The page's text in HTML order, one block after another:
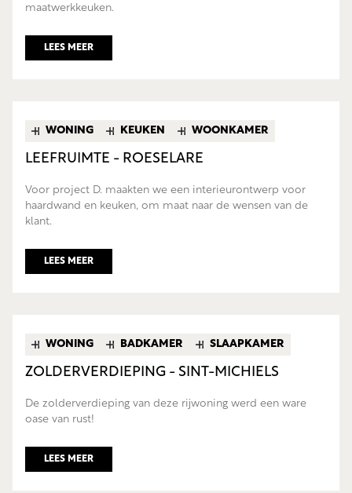
maatwerkkeuken.
LEES MEER
WONING KEUKEN WOONKAMER
LEEFRUIMTE - ROESELARE
Voor project D. maakten we een interieurontwerp voor
haardwand en keuken, om maat naar de wensen van de
klant.
LEES MEER
WONING BADKAMER SLAAPKAMER
ZOLDERVERDIEPING - SINT-MICHIELS
De zolderverdieping van deze rijwoning werd een ware
oase van rust!
LEES MEER